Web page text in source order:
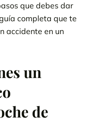
que debes dar
completa que te
accidente en un
un
de